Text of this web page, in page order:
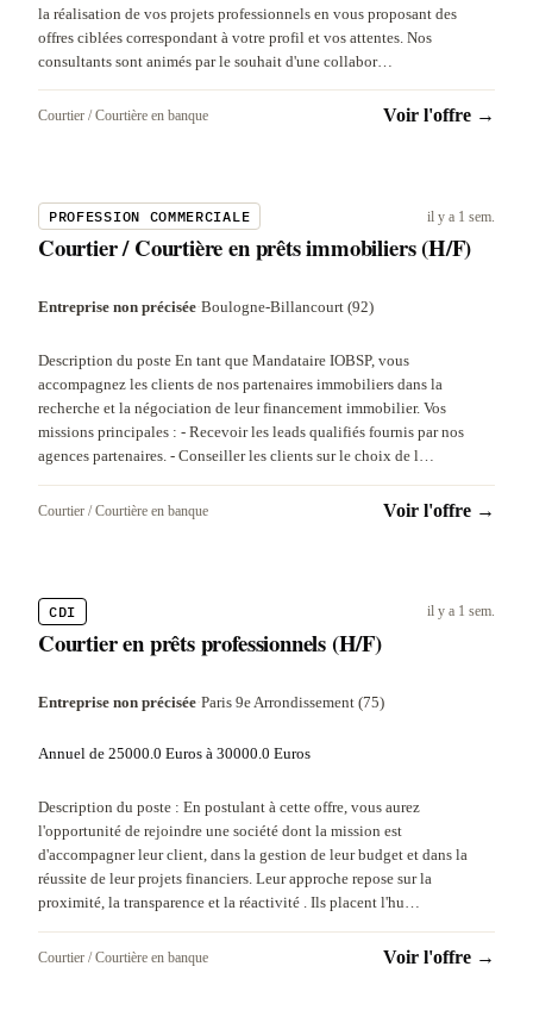
la réalisation de vos projets professionnels en vous proposant des
offres ciblées correspondant à votre profil et vos attentes. Nos
consultants sont animés par le souhait d'une collabor…
Courtier / Courtière en banque Voir l'offre →
PROFESSION COMMERCIALE il y a 1 sem.
Courtier / Courtière en prêts immobiliers (H/F)
Entreprise non précisée·Boulogne-Billancourt (92)
Description du poste En tant que Mandataire IOBSP, vous
accompagnez les clients de nos partenaires immobiliers dans la
recherche et la négociation de leur financement immobilier. Vos
missions principales : - Recevoir les leads qualifiés fournis par nos
agences partenaires. - Conseiller les clients sur le choix de l…
Courtier / Courtière en banque Voir l'offre →
CDI il y a 1 sem.
Courtier en prêts professionnels (H/F)
Entreprise non précisée·Paris 9e Arrondissement (75)
Annuel de 25000.0 Euros à 30000.0 Euros
Description du poste : En postulant à cette offre, vous aurez
l'opportunité de rejoindre une société dont la mission est
d'accompagner leur client, dans la gestion de leur budget et dans la
réussite de leur projets financiers. Leur approche repose sur la
proximité, la transparence et la réactivité . Ils placent l'hu…
Courtier / Courtière en banque Voir l'offre →